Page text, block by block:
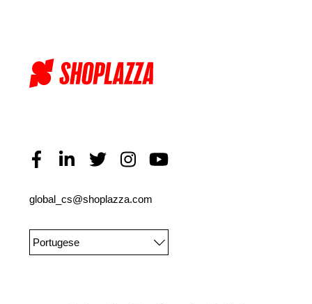
global_cs@shoplazza.com
Portugese